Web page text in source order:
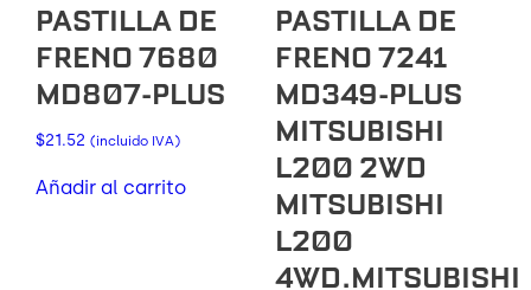
PASTILLA DE
FRENO 7680
MD807-PLUS
$21.52 (incluido IVA)
Añadir al carrito
PASTILLA DE
FRENO 7241
MD349-PLUS
MITSUBISHI
L200 2WD
MITSUBISHI
L200
4WD.MITSUBISHI